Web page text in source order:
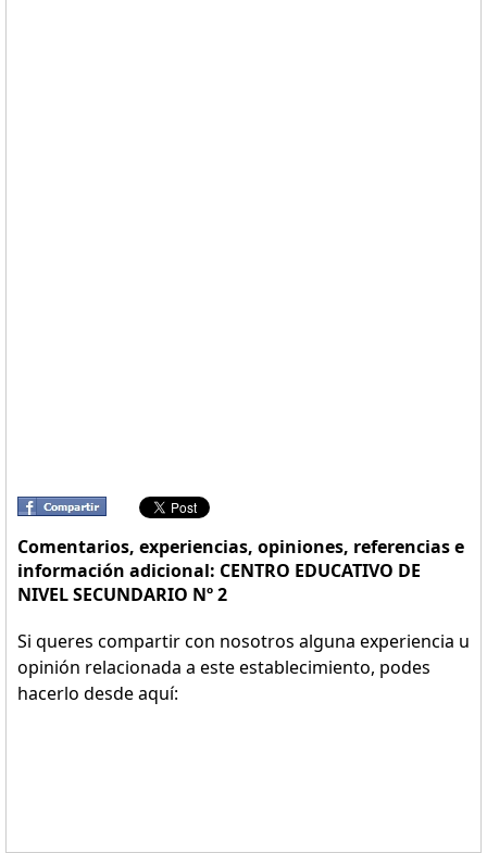
Comentarios, experiencias, opiniones, referencias e
información adicional: CENTRO EDUCATIVO DE
NIVEL SECUNDARIO Nº 2
Si queres compartir con nosotros alguna experiencia u
opinión relacionada a este establecimiento, podes
hacerlo desde aquí: